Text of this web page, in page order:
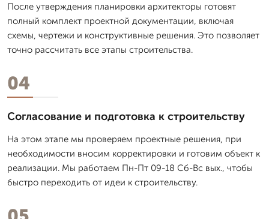
После утверждения планировки архитекторы готовят
полный комплект проектной документации, включая
схемы, чертежи и конструктивные решения. Это позволяет
точно рассчитать все этапы строительства.
04
Согласование и подготовка к строительству
На этом этапе мы проверяем проектные решения, при
необходимости вносим корректировки и готовим объект к
реализации. Мы работаем Пн-Пт 09-18 Сб-Вс вых., чтобы
быстро переходить от идеи к строительству.